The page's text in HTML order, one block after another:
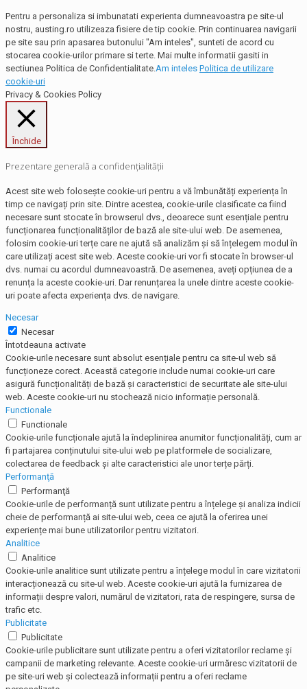
Pentru a personaliza si imbunatati experienta dumneavoastra pe site-ul
nostru, austing.ro utilizeaza fisiere de tip cookie. Prin continuarea navigarii
pe site sau prin apasarea butonului "Am inteles", sunteti de acord cu
stocarea cookie-urilor primare si terte. Mai multe informatii gasiti in
sectiunea Politica de Confidentialitate. Am inteles Politica de utilizare
cookie-uri
Privacy & Cookies Policy
Închide
Prezentare generală a confidențialității
Acest site web folosește cookie-uri pentru a vă îmbunătăți experiența în
timp ce navigați prin site. Dintre acestea, cookie-urile clasificate ca fiind
necesare sunt stocate în browserul dvs., deoarece sunt esențiale pentru
funcționarea funcționalităților de bază ale site-ului web. De asemenea,
folosim cookie-uri terțe care ne ajută să analizăm și să înțelegem modul în
care utilizați acest site web. Aceste cookie-uri vor fi stocate în browser-ul
dvs. numai cu acordul dumneavoastră. De asemenea, aveți opțiunea de a
renunța la aceste cookie-uri. Dar renunțarea la unele dintre aceste cookie-
uri poate afecta experiența dvs. de navigare.
Necesar
Necesar
Întotdeauna activate
Cookie-urile necesare sunt absolut esențiale pentru ca site-ul web să
funcționeze corect. Această categorie include numai cookie-uri care
asigură funcționalități de bază și caracteristici de securitate ale site-ului
web. Aceste cookie-uri nu stochează nicio informație personală.
Functionale
Functionale
Cookie-urile funcționale ajută la îndeplinirea anumitor funcționalități, cum ar
fi partajarea conținutului site-ului web pe platformele de socializare,
colectarea de feedback și alte caracteristici ale unor terțe părți.
Performanţă
Performanţă
Cookie-urile de performanță sunt utilizate pentru a înțelege și analiza indicii
cheie de performanță ai site-ului web, ceea ce ajută la oferirea unei
experiențe mai bune utilizatorilor pentru vizitatori.
Analitice
Analitice
Cookie-urile analitice sunt utilizate pentru a înțelege modul în care vizitatorii
interacționează cu site-ul web. Aceste cookie-uri ajută la furnizarea de
informații despre valori, numărul de vizitatori, rata de respingere, sursa de
trafic etc.
Publicitate
Publicitate
Cookie-urile publicitare sunt utilizate pentru a oferi vizitatorilor reclame și
campanii de marketing relevante. Aceste cookie-uri urmăresc vizitatorii de
pe site-uri web și colectează informații pentru a oferi reclame